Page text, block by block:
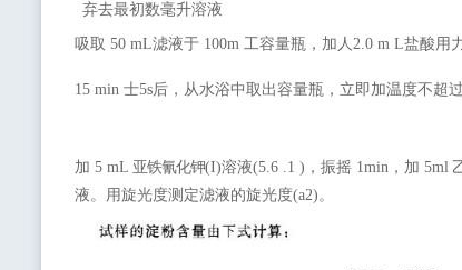
弃去最初数毫升溶液
吸取 50 mL滤液于 100m 工容量瓶，加人2.0 m L盐酸用
15 min 士5s后，从水浴中取出容量瓶，立即加温度不
加 5 mL 亚铁氰化钾(I)溶液(5.6 .1 )，振摇 1min，加 5ml
液。用旋光度测定滤液的旋光度(a2)。